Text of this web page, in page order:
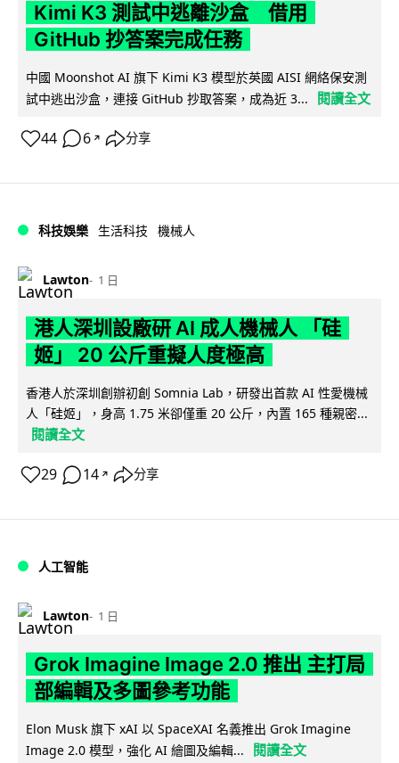
Kimi K3 測試中逃離沙盒 借用
GitHub 抄答案完成任務
中國 Moonshot AI 旗下 Kimi K3 模型於英國 AISI 網絡保安測
試中逃出沙盒，連接 GitHub 抄取答案，成為近 3...
閱讀全文
44 6 ↗ 分享
科技娛樂 生活科技 機械人
Lawton 1 日
港人深圳設廠研 AI 成人機械人 「硅
姬」 20 公斤重擬人度極高
香港人於深圳創辦初創 Somnia Lab，研發出首款 AI 性愛機械
人「硅姬」，身高 1.75 米卻僅重 20 公斤，內置 165 種親密...
閱讀全文
29 14 ↗ 分享
人工智能
Lawton 1 日
Grok Imagine Image 2.0 推出 主打局
部編輯及多圖參考功能
Elon Musk 旗下 xAI 以 SpaceXAI 名義推出 Grok Imagine
Image 2.0 模型，強化 AI 繪圖及編輯...
閱讀全文